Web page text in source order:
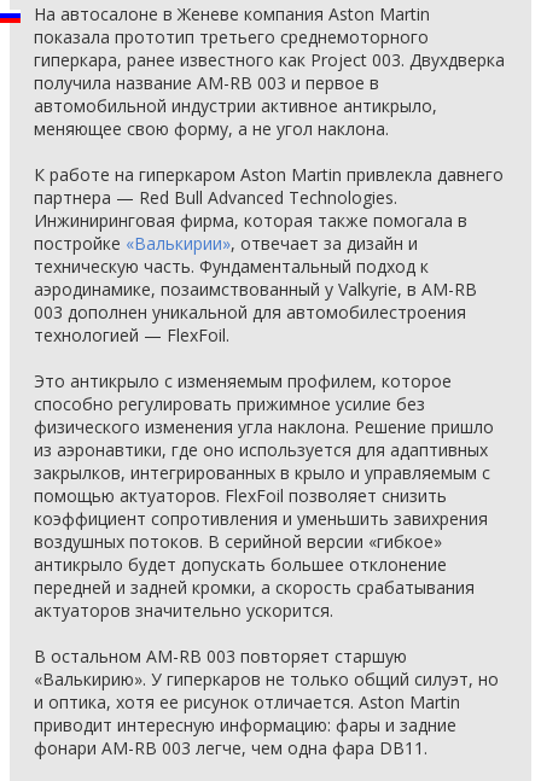
На автосалоне в Женеве компания Aston Martin
показала прототип третьего среднемоторного
гиперкара, ранее известного как Project 003. Двухдверка
получила название AM-RB 003 и первое в
автомобильной индустрии активное антикрыло,
меняющее свою форму, а не угол наклона.
К работе на гиперкаром Aston Martin привлекла давнего
партнера — Red Bull Advanced Technologies.
Инжиниринговая фирма, которая также помогала в
постройке «Валькирии», отвечает за дизайн и
техническую часть. Фундаментальный подход к
аэродинамике, позаимствованный у Valkyrie, в AM-RB
003 дополнен уникальной для автомобилестроения
технологией — FlexFoil.
Это антикрыло с изменяемым профилем, которое
способно регулировать прижимное усилие без
физического изменения угла наклона. Решение пришло
из аэронавтики, где оно используется для адаптивных
закрылков, интегрированных в крыло и управляемым с
помощью актуаторов. FlexFoil позволяет снизить
коэффициент сопротивления и уменьшить завихрения
воздушных потоков. В серийной версии «гибкое»
антикрыло будет допускать большее отклонение
передней и задней кромки, а скорость срабатывания
актуаторов значительно ускорится.
В остальном AM-RB 003 повторяет старшую
«Валькирию». У гиперкаров не только общий силуэт, но
и оптика, хотя ее рисунок отличается. Aston Martin
приводит интересную информацию: фары и задние
фонари AM-RB 003 легче, чем одна фара DB11.